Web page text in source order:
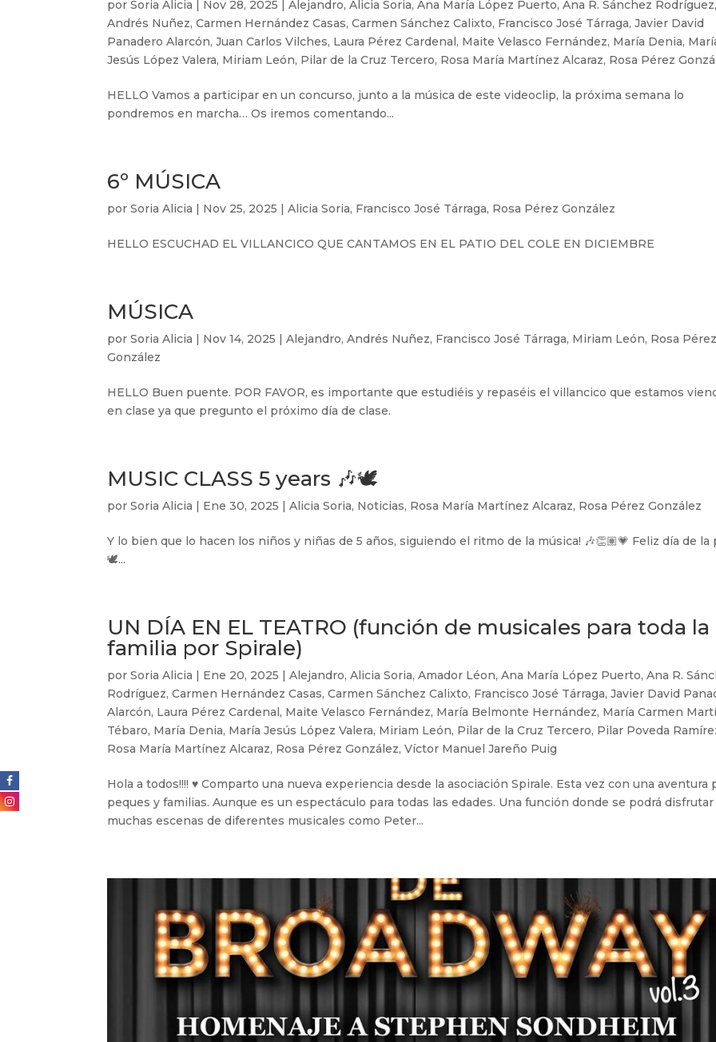
porSoria Alicia Nov 28, 2025 |Alejandro,Alicia Soria,Ana María López Puerto,Ana R. Sánchez Rodríguez,
Andrés Nuñez,Carmen Hernández Casas,Carmen Sánchez Calixto, Francisco José Tárraga,Javier David
Panadero Alarcón,Juan Carlos Vilches, Laura Pérez Cardenal, Maite Velasco Fernández, María Denia,
Jesús López Valera, Miriam León, Pilar de la Cruz Tercero, Rosa María Martínez Alcaraz, Rosa Pérez
HELLO Vamos a participar en un concurso, junto a la música de este videoclip, la próxima semana lo
pondremos en marcha… Os iremos comentando...
6º MÚSICA
porSoria Alicia | Nov 25, 2025 |Alicia Soria, Francisco José Tárraga, Rosa Pérez González
HELLO ESCUCHAD EL VILLANCICO QUE CANTAMOS EN EL PATIO DEL COLE EN DICIEMBRE
MÚSICA
porSoria Alicia | Nov 14, 2025 |Alejandro,Andrés Nuñez, Francisco José Tárraga, Miriam León, Rosa Pérez
González
HELLO Buen puente. POR FAVOR, es importante que estudiéis y repaséis el villancico que estamos
en clase ya que pregunto el próximo día de clase.
MUSIC CLASS 5 years 🎶🕊️
porSoria Alicia | Ene 30, 2025 |Alicia Soria, Noticias, Rosa María Martínez Alcaraz, Rosa Pérez González
Y lo bien que lo hacen los niños y niñas de 5 años, siguiendo el ritmo de la música! 🎶👏🏽💗 Feliz día de la
🕊️...
UN DÍA EN EL TEATRO (función de musicales para toda la
familia por Spirale)
porSoria Alicia | Ene 20, 2025 |Alejandro,Alicia Soria,Amador Léon,Ana María López Puerto,Ana R.
Rodríguez,Carmen Hernández Casas,Carmen Sánchez Calixto, Francisco José Tárraga,Javier David
Alarcón, Laura Pérez Cardenal, Maite Velasco Fernández, María Belmonte Hernández, María Carmen
Tébaro, María Denia, María Jesús López Valera, Miriam León, Pilar de la Cruz Tercero, Pilar Poveda
Rosa María Martínez Alcaraz, Rosa Pérez González,Víctor Manuel Jareño Puig
Hola a todos!!!! ♥ Comparto una nueva experiencia desde la asociación Spirale. Esta vez con una aventura
peques y familias. Aunque es un espectáculo para todas las edades. Una función donde se podrá disfrutar
muchas escenas de diferentes musicales como Peter...